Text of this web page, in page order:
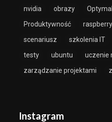
nvidia
obrazy
Produktywność
scenariusz
szkolenia IT
testy
ubuntu uczenie
zarządzanie projektami
Instagram